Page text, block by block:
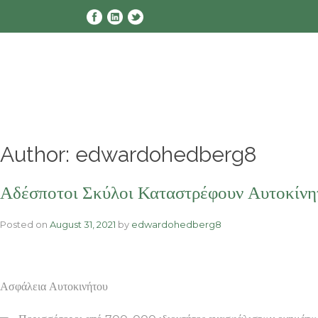
Author: edwardohedberg8
Αδέσποτοι Σκύλοι Καταστρέφουν
Posted on August 31, 2021 by edwardohedberg8
Ασφάλεια Αυτοκινήτου